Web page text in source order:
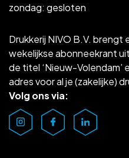
Drukkerij NIVO B.V. brengt
wekelijkse abonneekrant
de titel ‘Nieuw-Volendam’
adres voor al je (zakelijke)
Volg ons via:
zondag: gesloten